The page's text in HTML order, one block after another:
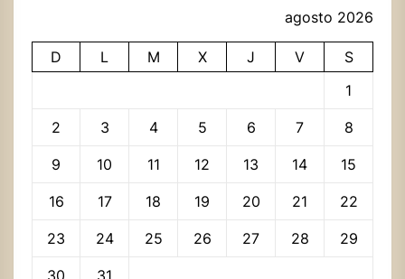
agosto 2026
D L M X J V
S
1
2 3 4 5 6 7 8
9 10 11 12 13 14 15
16 17 18 19 20 21 22
23 24 25 26 27 28 29